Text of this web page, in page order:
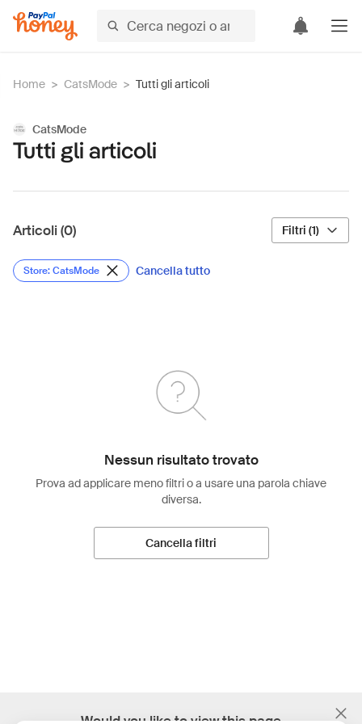
Home > CatsMode > Tutti gli articoli
CatsMode
Tutti gli articoli
Articoli (0) Filtri (1)
Store: CatsMode Cancella tutto
Nessun risultato trovato
Prova ad applicare meno filtri o a usare una parola chiave
diversa.
Cancella filtri